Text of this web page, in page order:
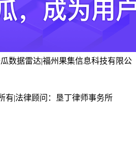
数据雷达|福州果集信息科技有限公
有|法律顾问：垦丁律师事务所